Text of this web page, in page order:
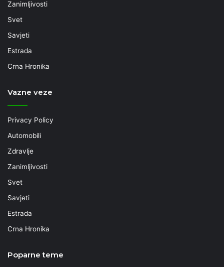
Zanimljivosti
Svet
Savjeti
Estrada
Crna Hronika
Vazne veze
Privacy Policy
Automobili
Zdravlje
Zanimljivosti
Svet
Savjeti
Estrada
Crna Hronika
Poparne teme